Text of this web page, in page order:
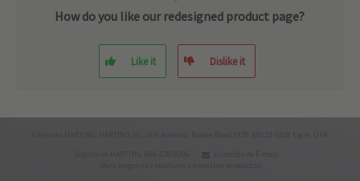
How do you like our redesigned product page?
Like it Dislike it